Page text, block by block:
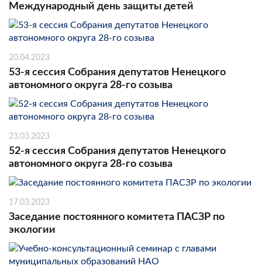
Международный день защиты детей
20.04.2023
53-я сессия Собрания депутатов Ненецкого
автономного округа 28-го созыва
23.03.2023
52-я сессия Собрания депутатов Ненецкого
автономного округа 28-го созыва
17.03.2023
Заседание постоянного комитета ПАСЗР по
экологии